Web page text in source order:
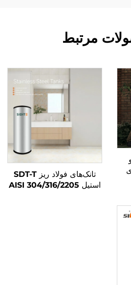
مرتبط
تانک‌های فولاد ریز SDT-T
استیل AISI 304/316/2205